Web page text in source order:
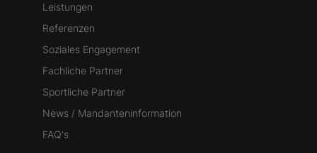
Leistungen
Referenzen
Soziales Engagement
Fachliche Partner
Sportliche Partner
News / Mandanteninformation
FAQ's